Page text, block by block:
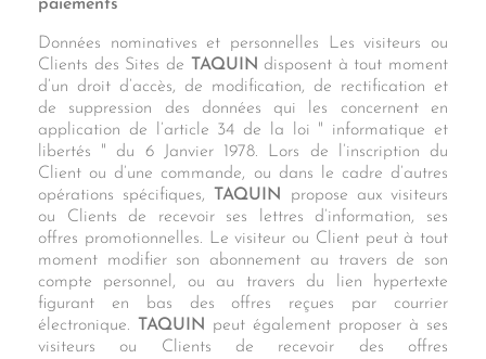
paiements
Données nominatives et personnelles Les visiteurs ou
Clients des Sites de
TAQUIN disposent à tout moment
d’un droit d’accès, de modification, de rectification et
de suppression des données qui les concernent en
application de l’article 34 de la loi " informatique et
libertés " du 6 Janvier 1978. Lors de l’inscription du
Client ou d’une commande, ou dans le cadre d’autres
opérations spécifiques,
TAQUIN
propose aux visiteurs
ou Clients de recevoir ses lettres d’information, ses
offres promotionnelles. Le visiteur ou Client peut à tout
moment modifier son abonnement au travers de son
compte personnel, ou au travers du lien hypertexte
figurant en bas des offres reçues par courrier
électronique.
TAQUIN
peut également proposer à ses
visiteurs ou Clients de recevoir des offres